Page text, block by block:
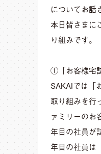
についてお話
本日皆さまに
り組みです。
①「お客様宅
SAKAIでは「
取り組みを行
ァミリーのお
年目の社員が
年目の社員は